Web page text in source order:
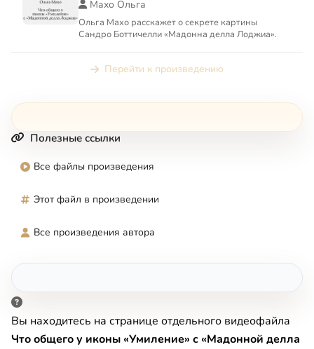
Махо Ольга
Ольга Махо расскажет о секрете картины
Сандро Боттичелли «Мадонна делла Лоджиа».
Перейти к произведению
Полезные ссылки
Все файлы произведения
Этот файл в произведении
Все произведения автора
Вы находитесь на странице отдельного видеофайла
Что общего у иконы «Умиление» с «Мадонной делла